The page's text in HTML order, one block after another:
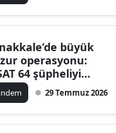
büyük
operasyonu:
64 şüpheliyi
29 Temmuz 2026